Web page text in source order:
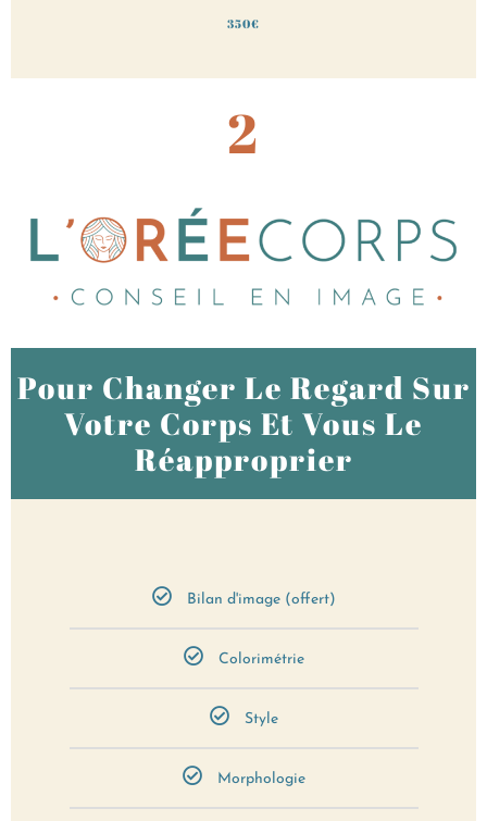
350€
2
Pour Changer Le Regard Sur
Votre Corps Et Vous Le
Réapproprier
Bilan d'image (offert)
Colorimétrie
Style
Morphologie